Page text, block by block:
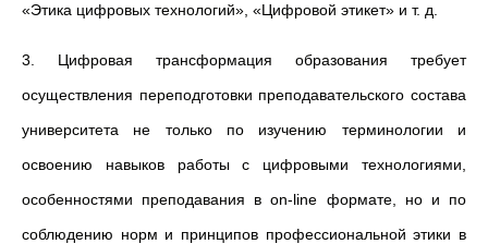
«Этика цифровых технологий», «Цифровой этикет» и т. д.
3. Цифровая трансформация образования требует
осуществления переподготовки преподавательского состава
университета не только по изучению терминологии и
освоению навыков работы с цифровыми технологиями,
особенностями преподавания в on-line формате, но и по
соблюдению норм и принципов профессиональной этики в